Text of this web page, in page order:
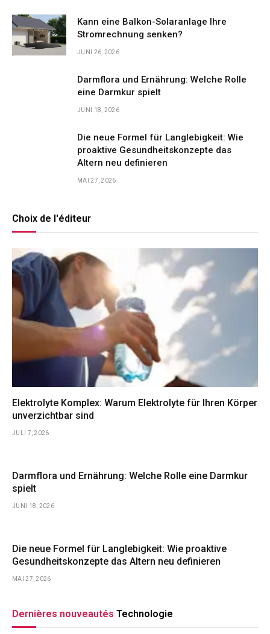
Kann eine Balkon-Solaranlage Ihre
Stromrechnung senken?
JUNI 26, 2026
Darmflora und Ernährung: Welche Rolle
eine Darmkur spielt
JUNI 18, 2026
Die neue Formel für Langlebigkeit: Wie
proaktive Gesundheitskonzepte das
Altern neu definieren
MAI 27, 2026
Choix de l'éditeur
Elektrolyte Komplex: Warum Elektrolyte für Ihren Körper
unverzichtbar sind
JULI 7, 2026
Darmflora und Ernährung: Welche Rolle eine Darmkur
spielt
JUNI 18, 2026
Die neue Formel für Langlebigkeit: Wie proaktive
Gesundheitskonzepte das Altern neu definieren
MAI 27, 2026
Dernières nouveautés Technologie